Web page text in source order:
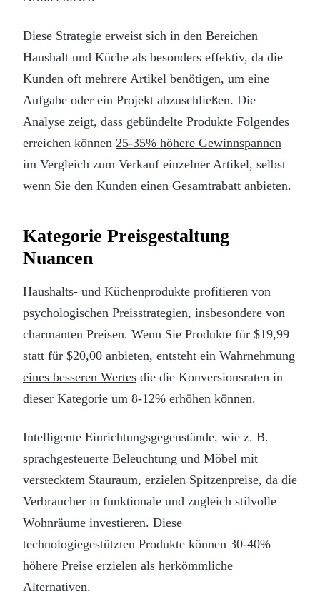
Diese Strategie erweist sich in den Bereichen
Haushalt und Küche als besonders effektiv, da die
Kunden oft mehrere Artikel benötigen, um eine
Aufgabe oder ein Projekt abzuschließen. Die
Analyse zeigt, dass gebündelte Produkte Folgendes
erreichen können 25-35% höhere Gewinnspannen
im Vergleich zum Verkauf einzelner Artikel, selbst
wenn Sie den Kunden einen Gesamtrabatt anbieten.
Kategorie Preisgestaltung
Nuancen
Haushalts- und Küchenprodukte profitieren von
psychologischen Preisstrategien, insbesondere von
charmanten Preisen. Wenn Sie Produkte für $19,99
statt für $20,00 anbieten, entsteht ein Wahrnehmung
eines besseren Wertes die die Konversionsraten in
dieser Kategorie um 8-12% erhöhen können.
Intelligente Einrichtungsgegenstände, wie z. B.
sprachgesteuerte Beleuchtung und Möbel mit
verstecktem Stauraum, erzielen Spitzenpreise, da die
Verbraucher in funktionale und zugleich stilvolle
Wohnräume investieren. Diese
technologiegestützten Produkte können 30-40%
höhere Preise erzielen als herkömmliche
Alternativen.